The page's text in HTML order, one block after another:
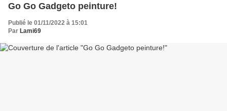
Go Go Gadgeto peinture!
Publié le 01/11/2022 à 15:01
Par Lami69